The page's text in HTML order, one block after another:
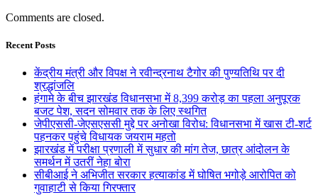
Comments are closed.
Recent Posts
केंद्रीय मंत्री और विपक्ष ने रवीन्द्रनाथ टैगोर की पुण्यतिथि पर दी
श्रद्धांजलि
हंगामे के बीच झारखंड विधानसभा में 8,399 करोड़ का पहला अनुपूरक
बजट पेश, सदन सोमवार तक के लिए स्थगित
जेपीएससी-जेएसएससी मुद्दे पर अनोखा विरोध: विधानसभा में खास टी-शर्ट
पहनकर पहुंचे विधायक जयराम महतो
झारखंड में परीक्षा प्रणाली में सुधार की मांग तेज, छात्र आंदोलन के
समर्थन में उतरीं नेहा बोरा
सीबीआई ने अभिजीत सरकार हत्याकांड में घोषित भगोड़े आरोपित को
गुवाहाटी से किया गिरफ्तार